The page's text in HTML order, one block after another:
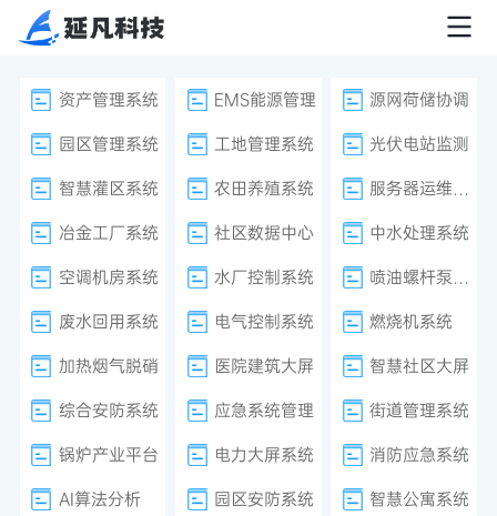
资产管理系统 EMS能源管理
源网荷储协调
园区管理系统
工地管理系统
光伏电站监测
智慧灌区系统
农田养殖系统
服务器运维监控
冶金工厂系统
社区数据中心
中水处理系统
空调机房系统
水厂控制系统
喷油螺杆泵系统
废水回用系统
电气控制系统
燃烧机系统
加热烟气脱硝
医院建筑大屏
智慧社区大屏
综合安防系统
应急系统管理
街道管理系统
锅炉产业平台
电力大屏系统
消防应急系统
AI算法分析
园区安防系统
智慧公寓系统